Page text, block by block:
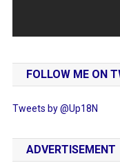
FOLLOW ME ON
Tweets by @Up18N
ADVERTISEMENT